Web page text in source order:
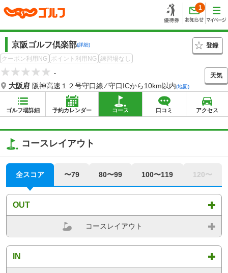
1
京阪ゴルフ倶楽部(詳細)
登録
クーポン利用NG
ポイント利用NG 練習場なし
-
大阪府 阪神高速１２号守口線 ⁄ 守口ICから10km以内(地図)
天気
ゴルフ場詳細 予約カレンダー コース 口コミ アクセス
コースレイアウト
全スコア 〜79 80〜99 100〜119 120〜
OUT
コースレイアウト
IN